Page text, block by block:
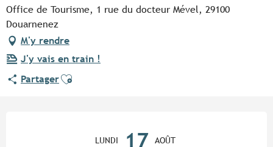
Office de Tourisme, 1 rue du docteur Mével, 29100
Douarnenez
M'y rendre
J'y vais en train !
PartagerAjouter aux favoris
LUNDI 17 AOÛT